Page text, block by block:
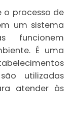
processo de
um sistema
funcionem
É uma
utilizadas
atender às